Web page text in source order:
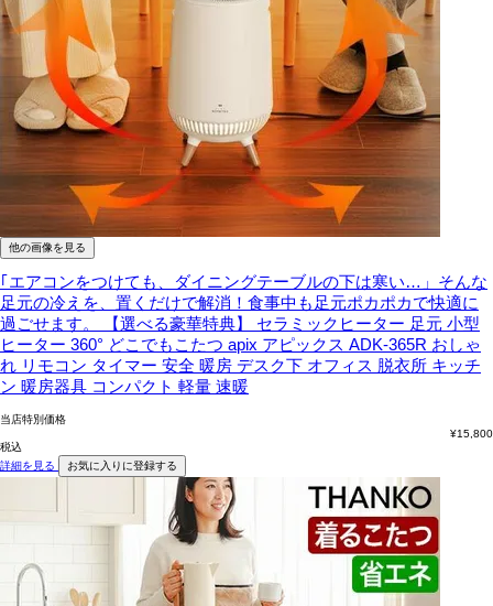
他の画像を見る
｢エアコンをつけても、ダイニングテーブルの下は寒い…」そんな
足元の冷えを、置くだけで解消！食事中も足元ポカポカで快適に
過ごせます。
【選べる豪華特典】 セラミックヒーター 足元 小型
ヒーター 360° どこでもこたつ apix アピックス ADK-365R おしゃ
れ リモコン タイマー 安全 暖房 デスク下 オフィス 脱衣所 キッチ
ン 暖房器具 コンパクト 軽量 速暖
当店特別価格
¥15,800
税込
詳細を見る
お気に入りに登録する